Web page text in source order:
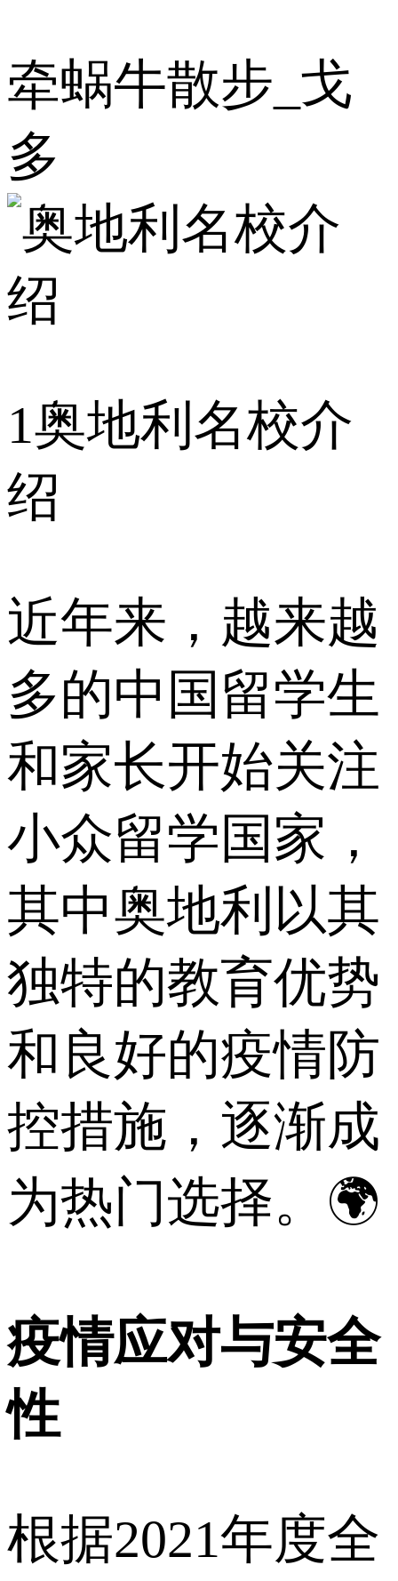
牵蜗牛散步_戈
多
1奥地利名校介
绍
近年来，越来越
多的中国留学生
和家长开始关注
小众留学国家，
其中奥地利以其
独特的教育优势
和良好的疫情防
控措施，逐渐成
为热门选择。🌍
疫情应对与安全
性
根据2021年度全